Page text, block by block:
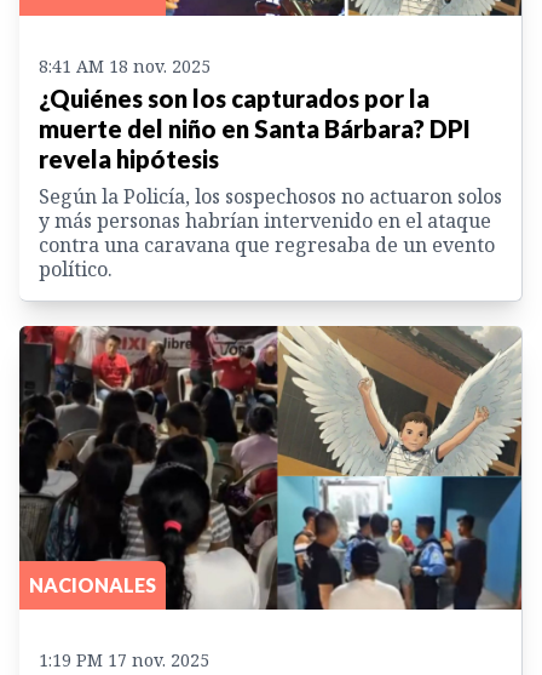
8:41 AM 18 nov. 2025
¿Quiénes son los capturados por la
muerte del niño en Santa Bárbara? DPI
revela hipótesis
Según la Policía, los sospechosos no actuaron solos
y más personas habrían intervenido en el ataque
contra una caravana que regresaba de un evento
político.
NACIONALES
1:19 PM 17 nov. 2025